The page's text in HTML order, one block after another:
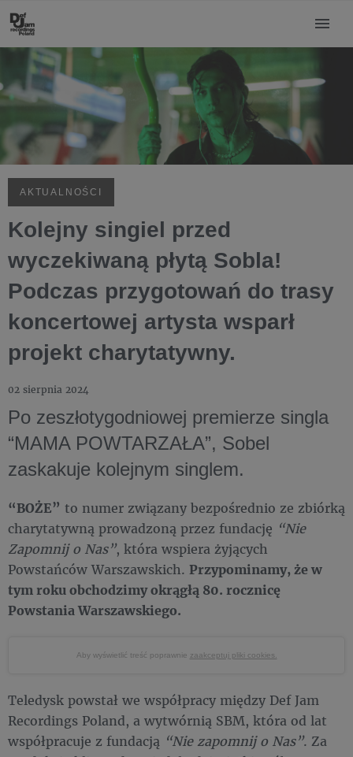
AKTUALNOŚCI
Kolejny singiel przed
wyczekiwaną płytą Sobla!
Podczas przygotowań do trasy
koncertowej artysta wsparł
projekt charytatywny.
02 sierpnia 2024
Po zeszłotygodniowej premierze singla
“MAMA POWTARZAŁA”, Sobel
zaskakuje kolejnym singlem.
“BOŻE” to numer związany bezpośrednio ze zbiórką
charytatywną prowadzoną przez fundację “Nie
Zapomnij o Nas”, która wspiera żyjących
Powstańców Warszawskich. Przypominamy, że w
tym roku obchodzimy okrągłą 80. rocznicę
Powstania Warszawskiego.
Aby wyświetlić treść poprawnie zaakceptuj pliki cookies.
Teledysk powstał we współpracy między Def Jam
Recordings Poland, a wytwórnią SBM, która od lat
współpracuje z fundacją “Nie zapomnij o Nas”. Za